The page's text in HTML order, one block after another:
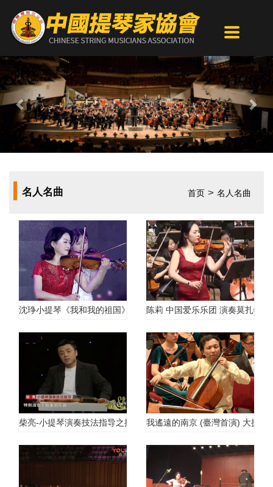
Previous
名人名曲 首页 >名人名曲
沈琤小提琴《我和我的祖国》南京艺术学院陈莉 中国爱乐乐团 演奏莫扎特
柴亮-小提琴演奏技法指导之揉弦 我遙遠的南京 (臺灣首演) 大提琴/